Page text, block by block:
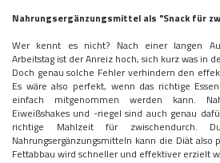
Nahrungsergänzungsmittel als "Snack für
Wer kennt es nicht? Nach einer langen
Arbeitstag ist der Anreiz hoch, sich kurz was in
Doch genau solche Fehler verhindern den
Es wäre also perfekt, wenn das richtige
einfach mitgenommen werden kann.
Eiweißshakes und -riegel sind auch genau
richtige Mahlzeit für zwischendurch.
Nahrungsergänzungsmitteln kann die Diät
Fettabbau wird schneller und effektiver erzielt